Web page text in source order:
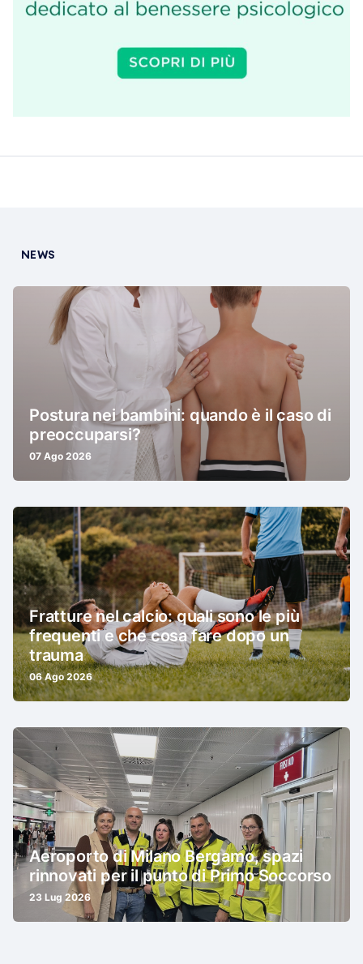
NEWS
Postura nei bambini: quando è il caso di
preoccuparsi?
07 Ago 2026
Fratture nel calcio: quali sono le più
frequenti e che cosa fare dopo un
trauma
06 Ago 2026
Aeroporto di Milano Bergamo, spazi
rinnovati per il punto di Primo Soccorso
23 Lug 2026